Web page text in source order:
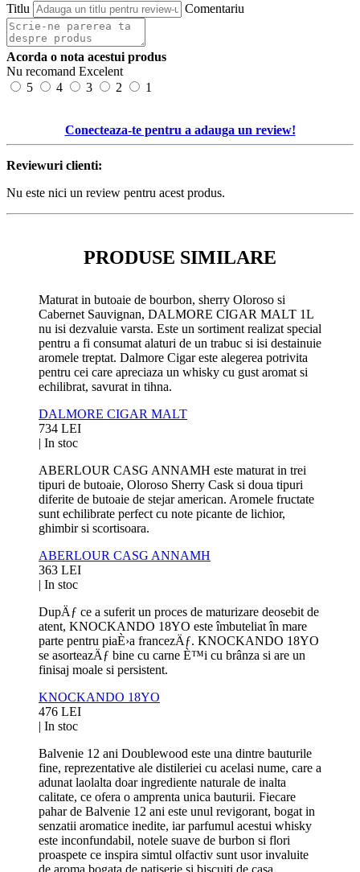
Titlu Comentariu
Acorda o nota acestui produs
Nu recomand Excelent
5
4 3 2 1
Conecteaza-te pentru a adauga un review!
Reviewuri clienti:
Nu este nici un review pentru acest produs.
PRODUSE SIMILARE
Maturat in butoaie de bourbon, sherry Oloroso si
Cabernet Sauvignan, DALMORE CIGAR MALT 1L
nu isi dezvaluie varsta. Este un sortiment realizat special
pentru a fi consumat alaturi de un trabuc si isi destainuie
aromele treptat. Dalmore Cigar este alegerea potrivita
pentru cei care apreciaza un whisky cu gust aromat si
echilibrat, savurat in tihna.
DALMORE CIGAR MALT
734 LEI
| In stoc
ABERLOUR CASG ANNAMH este maturat in trei
tipuri de butoaie, Oloroso Sherry Cask si doua tipuri
diferite de butoaie de stejar american. Aromele fructate
sunt echilibrate perfect cu note picante de lichior,
ghimbir si scortisoara.
ABERLOUR CASG ANNAMH
363 LEI
| In stoc
DupÄƒ ce a suferit un proces de maturizare deosebit de
atent, KNOCKANDO 18YO este îmbuteliat în mare
parte pentru piaÈ›a francezÄƒ. KNOCKANDO 18YO
se asorteazÄƒ bine cu carne È™i cu brânza si are un
finisaj moale si persistent.
KNOCKANDO 18YO
476 LEI
| In stoc
Balvenie 12 ani Doublewood este una dintre bauturile
fine, reprezentative ale distileriei cu acelasi nume, care a
adunat laolalta doar ingrediente naturale de inalta
calitate, ce ofera o amprenta unica bauturii. Fiecare
pahar de Balvenie 12 ani este unul revigorant, bogat in
senzatii aromatice inedite, iar parfumul acestui whisky
este inconfundabil, notele suave de burbon si flori
proaspete ce inspira simtul olfactiv sunt usor invaluite
de aroma bogata de patiserie si biscuiti de casa.